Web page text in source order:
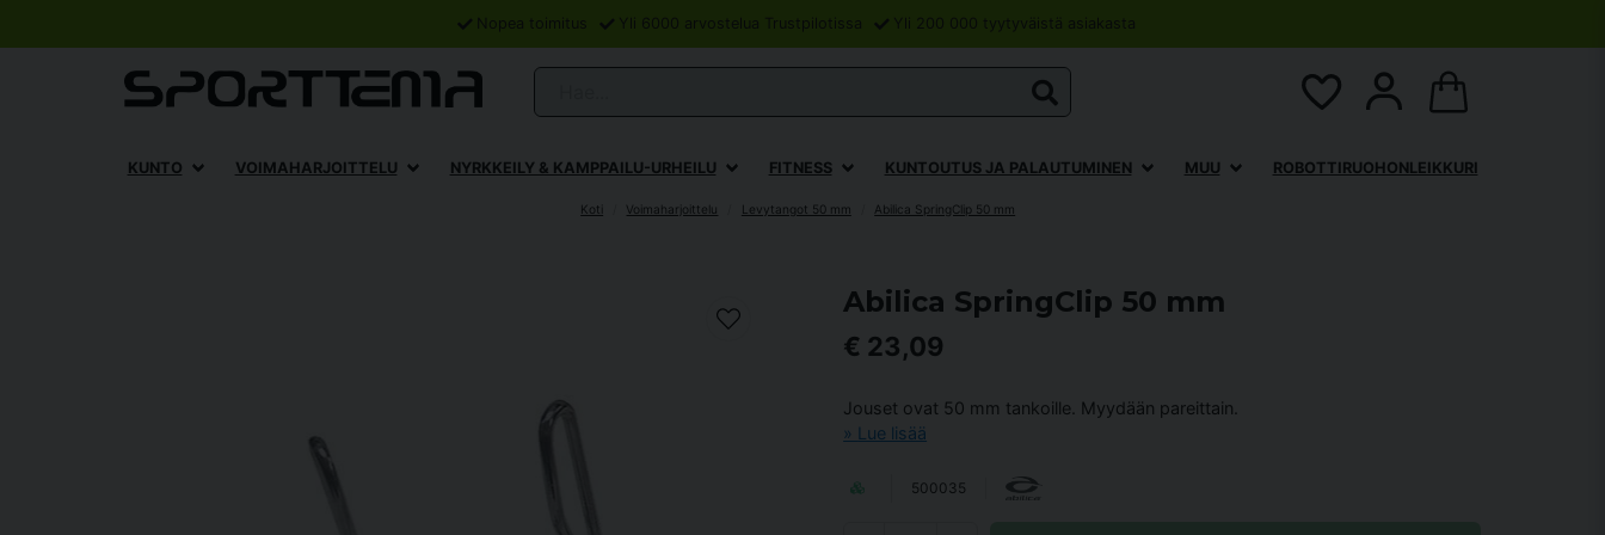
Nopea toimitus Yli 6000 arvostelua Trustpilotissa Yli 200 000 tyytyväistä asiakasta
KUNTO VOIMAHARJOITTELU NYRKKEILY & KAMPPAILU-URHEILU FITNESS KUNTOUTUS JA PALAUTUMINEN MUU ROBOTTIRUOHONLEIKKURI
Koti Voimaharjoittelu Levytangot 50 mm Abilica SpringClip 50 mm
Abilica SpringClip 50 mm
€ 23,09
Jouset ovat 50 mm tankoille. Myydään pareittain.
Lue lisää
500035